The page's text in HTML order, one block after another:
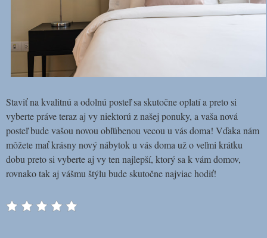
Staviť na kvalitnú a odolnú posteľ sa skutočne oplatí a preto si
vyberte práve teraz aj vy niektorú z našej ponuky, a vaša nová
posteľ bude vašou novou obľúbenou vecou u vás doma! Vďaka nám
môžete mať krásny nový nábytok u vás doma už o veľmi krátku
dobu preto si vyberte aj vy ten najlepší, ktorý sa k vám domov,
rovnako tak aj vášmu štýlu bude skutočne najviac hodiť!